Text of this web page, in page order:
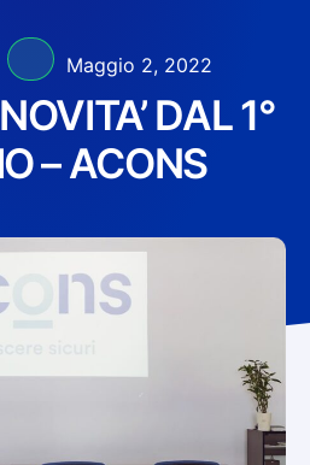
Maggio 2, 2022
DAL 1°
– ACONS